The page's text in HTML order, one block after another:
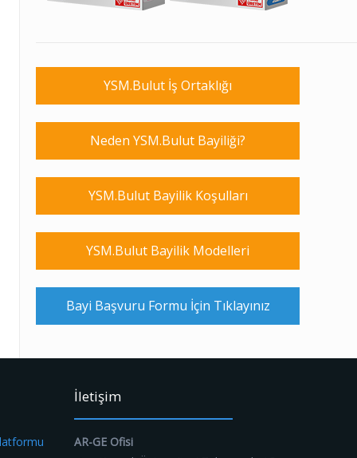
YSM.Bulut İş Ortaklığı
Neden YSM.Bulut Bayiliği?
YSM.Bulut Bayilik Koşulları
YSM.Bulut Bayilik Modelleri
Bayi Başvuru Formu İçin Tıklayınız
İletişim
AR-GE Ofisi